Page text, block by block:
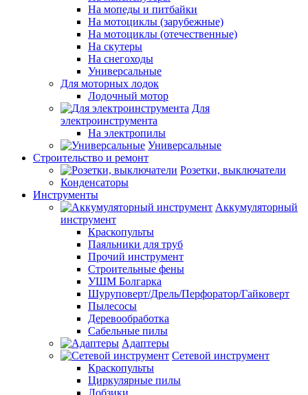
На мопеды и питбайки
На мотоциклы (зарубежные)
На мотоциклы (отечественные)
На скутеры
На снегоходы
Универсальные
Для моторных лодок
Лодочный мотор
Для
электроинструмента
На электропилы
Универсальные
Строительство и ремонт
Розетки, выключатели
Конденсаторы
Инструменты
Аккумуляторный
инструмент
Краскопульты
Паяльники для труб
Прочий инструмент
Строительные фены
УШМ Болгарка
Шуруповерт/Дрель/Перфоратор/Гайковерт
Пылесосы
Деревообработка
Сабельные пилы
Адаптеры
Сетевой инструмент
Краскопульты
Циркулярные пилы
Лобзики